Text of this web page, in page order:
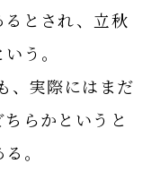
とされ、立秋
う。
、実際にはまだ
らかというと
る。